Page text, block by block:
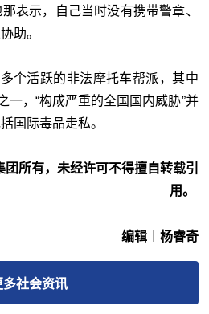
表示，自己当时没有携带警章、
助。
个活跃的非法摩托车帮派，其中
一，“构成严重的全国国内威胁”并
国际毒品走私。
所有，未经许可不得擅自转载引
用。
编辑︱杨睿奇
多社会资讯